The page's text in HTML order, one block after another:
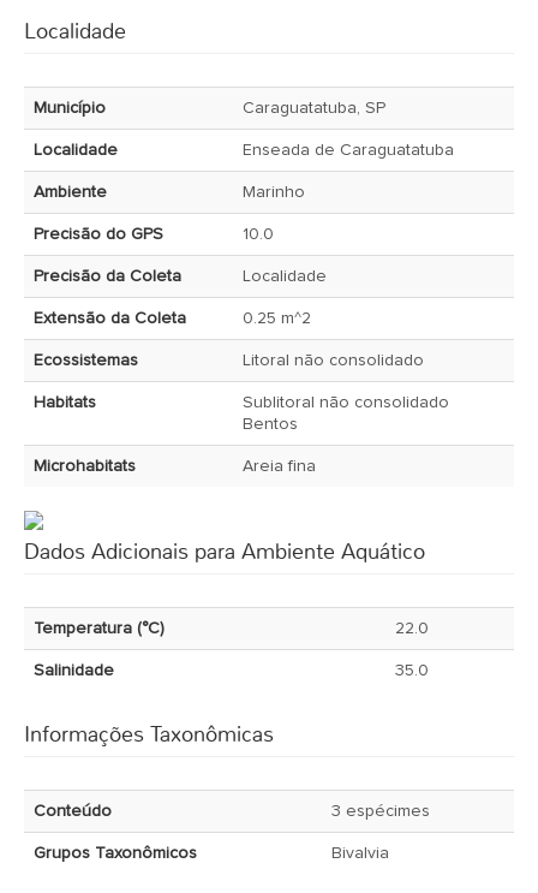
Localidade
Município Caraguatatuba, SP
Localidade Enseada de Caraguatatuba
Ambiente Marinho
Precisão do GPS 10.0
Precisão da Coleta Localidade
Extensão da Coleta 0.25 m^2
Ecossistemas Litoral não consolidado
Habitats
Sublitoral não consolidado
Bentos
Microhabitats Areia fina
Dados Adicionais para Ambiente Aquático
Temperatura (°C) 22.0
Salinidade 35.0
Informações Taxonômicas
Conteúdo 3 espécimes
Grupos Taxonômicos Bivalvia